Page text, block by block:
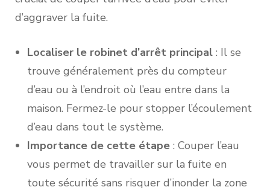
d’aggraver la fuite.
Localiser le robinet d’arrêt principal : Il se
trouve généralement près du compteur
d’eau ou à l’endroit où l’eau entre dans la
maison. Fermez-le pour stopper l’écoulement
d’eau dans tout le système.
Importance de cette étape : Couper l’eau
vous permet de travailler sur la fuite en
toute sécurité sans risquer d’inonder la zone